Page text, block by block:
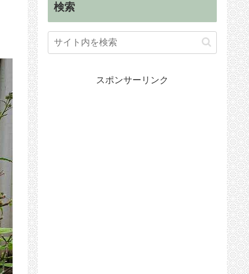
検索
スポンサーリンク